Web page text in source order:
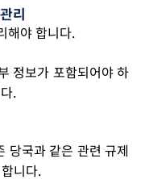
리
해야 합니다.
정보가 포함되어야 하
.
당국과 같은 관련 규제
니다.